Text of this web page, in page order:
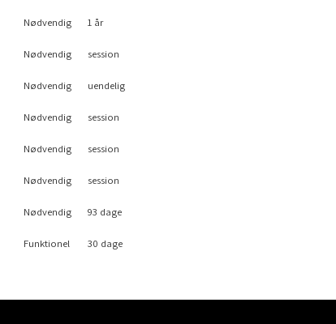
Nødvendig 1 år
Nødvendig session
Nødvendig uendelig
Nødvendig session
Nødvendig session
Nødvendig session
Nødvendig 93 dage
Funktionel 30 dage